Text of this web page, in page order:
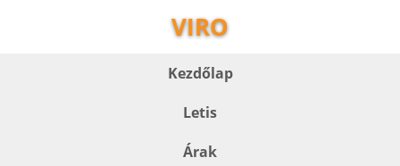
VIRO
Kezdőlap
Letis
Árak